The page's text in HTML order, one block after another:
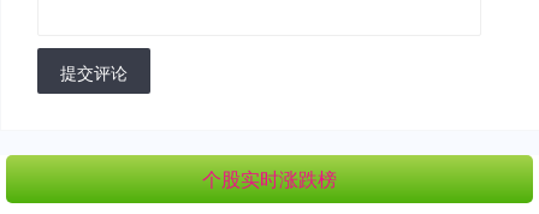
提交评论
个股实时涨跌榜